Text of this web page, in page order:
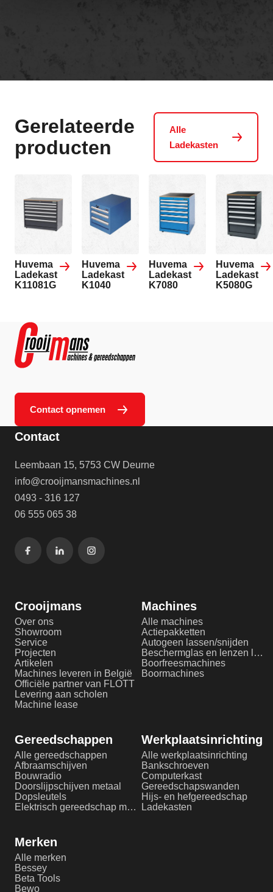
Gerelateerde
producten
Alle
Ladekasten
Huvema
Ladekast
K11081G
Huvema
Ladekast
K1040
Huvema
Ladekast
K7080
Huvema
Ladekast
K5080G
Contact opnemen
Contact
Leembaan 15, 5753 CW Deurne
info@crooijmansmachines.nl
0493 - 316 127
06 555 065 38
Crooijmans
Over ons
Showroom
Service
Projecten
Artikelen
Machines leveren in België
Officiële partner van FLOTT
Levering aan scholen
Machine lease
Machines
Alle machines
Actiepakketten
Autogeen lassen/snijden
Beschermglas en lenzen laserlassen
Boorfreesmachines
Boormachines
Gereedschappen
Alle gereedschappen
Afbraamschijven
Bouwradio
Doorslijpschijven metaal
Dopsleutels
Elektrisch gereedschap metaalbewerking
Werkplaatsinrichting
Alle werkplaatsinrichting
Bankschroeven
Computerkast
Gereedschapswanden
Hijs- en hefgereedschap
Ladekasten
Merken
Alle merken
Bessey
Beta Tools
Bewo